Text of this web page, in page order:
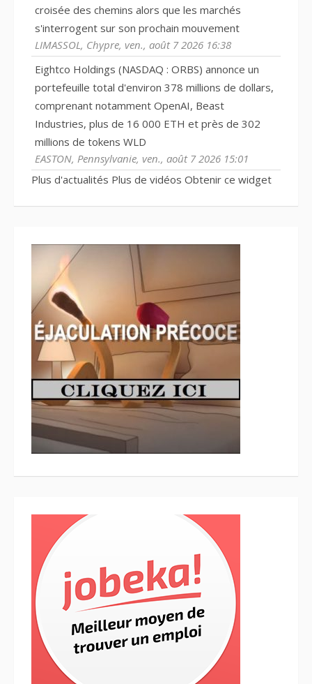
croisée des chemins alors que les marchés
s'interrogent sur son prochain mouvement
LIMASSOL, Chypre, ven., août 7 2026 16:38
Eightco Holdings (NASDAQ : ORBS) annonce un
portefeuille total d'environ 378 millions de dollars,
comprenant notamment OpenAI, Beast
Industries, plus de 16 000 ETH et près de 302
millions de tokens WLD
EASTON, Pennsylvanie, ven., août 7 2026 15:01
Plus d'actualités Plus de vidéos Obtenir ce widget